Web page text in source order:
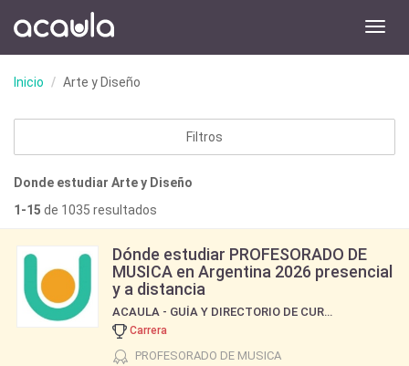
Inicio Arte y Diseño
Filtros
Donde estudiar Arte y Diseño
1-15 de 1035 resultados
Dónde estudiar PROFESORADO DE
MUSICA en Argentina 2026 presencial
y a distancia
ACAULA - GUÍA Y DIRECTORIO DE CURSOS Y CARRERAS
Carrera
PROFESORADO DE MUSICA